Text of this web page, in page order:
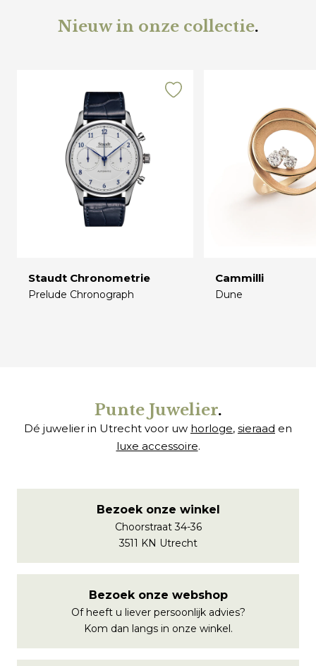
Nieuw in onze collectie.
Staudt Chronometrie
Prelude Chronograph
Cammilli
Dune
Punte Juwelier.
Dé juwelier in Utrecht voor uw horloge, sieraad en
luxe accessoire.
Bezoek onze winkel
Choorstraat 34-36
3511 KN Utrecht
Bezoek onze webshop
Of heeft u liever persoonlijk advies?
Kom dan langs in onze winkel.